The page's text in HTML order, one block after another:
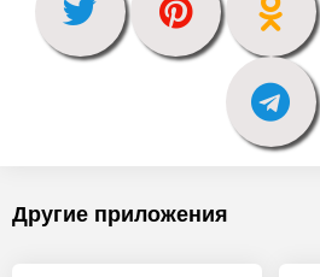
Другие приложения